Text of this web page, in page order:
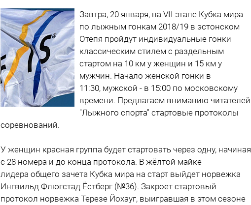
Завтра, 20 января, на VII этапе Кубка мира
по лыжным гонкам 2018/19 в эстонском
Отепя пройдут индивидуальные гонки
классическим стилем с раздельным
стартом на 10 км у женщин и 15 км у
мужчин. Начало женской гонки в
11:30, мужской - в 15:00 по московскому
времени. Предлагаем вниманию читателей
"Лыжного спорта" стартовые протоколы
соревнований.
У женщин красная группа будет стартовать через одну, начиная
с 28 номера и до конца протокола. В жёлтой майке
лидера общего зачета Кубка мира на старт выйдет норвежка
Ингвильд Флюгстад Ёстберг (№36). Закроет стартовый
протокол норвежка Терезе Йохауг, выигравшая в этом сезоне